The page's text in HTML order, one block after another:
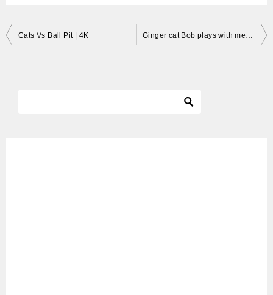
投
Cats Vs Ball Pit | 4K Ginger cat Bob plays with me / 赤い猫のボブは私と遊ぶ